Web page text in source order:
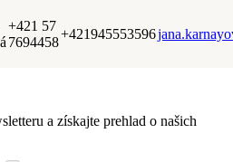
+421 57
7694458
+421945553596
a získajte prehlad o našich